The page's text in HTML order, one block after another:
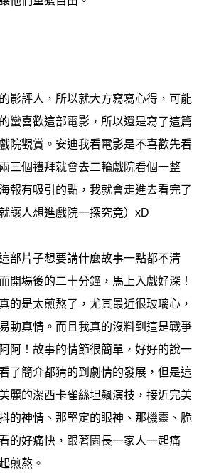
影評人，所以就大方寫寫心得，可能
蠻喜歡這部電影，所以還是寫了這篇
院觀賞。安迪我看電影是不喜歡先看
三個禮拜就會去二輪戲院看個一整
報有吸引的點，我就會走進去看完了
讓人想進戲院一探究竟）xD
部片子想要講什麼故事一點都不清
開場後的二十分鐘，馬上入戲好深！
的是太煎熬了，尤其最近很玻璃心，
動真情。而且我真的沒料到這是戰爭
阿！故事的情節很簡單，好好的說一
了簡介都猜的到劇情的發展，但是這
麗的潔西卡雀絲坦飆演技，接近完美
的神情、那堅定的眼神、那機靈、脆
的好痛快，跟著園長一家人一起痛
煎熬。